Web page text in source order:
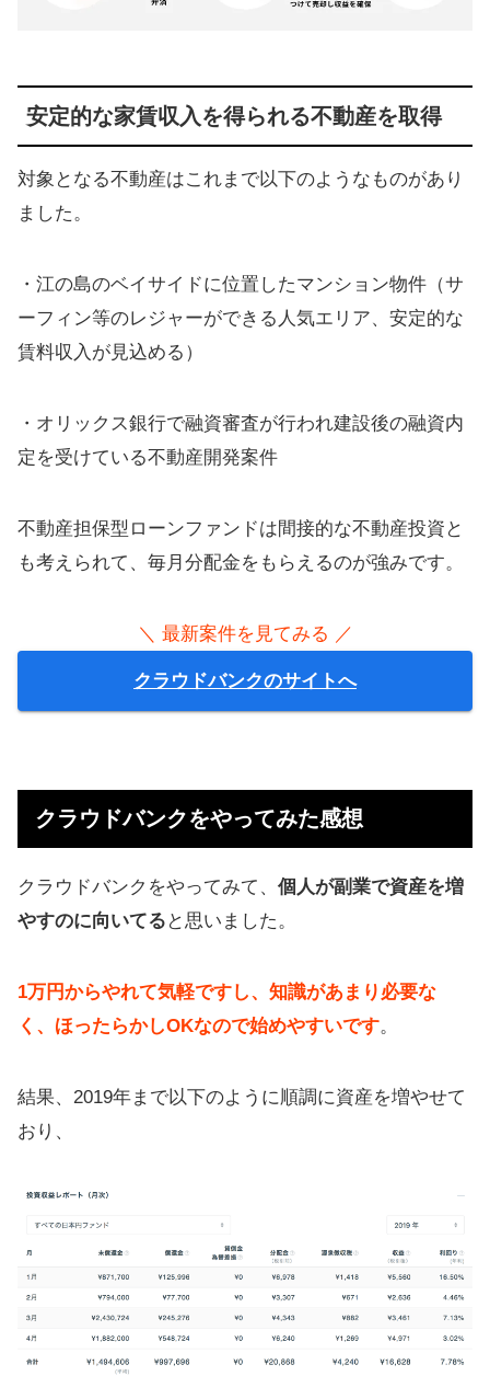
安定的な家賃収入を得られる不動産を取得
対象となる不動産はこれまで以下のようなものがあり
ました。
・江の島のベイサイドに位置したマンション物件（サ
ーフィン等のレジャーができる人気エリア、安定的な
賃料収入が見込める）
・オリックス銀行で融資審査が行われ建設後の融資内
定を受けている不動産開発案件
不動産担保型ローンファンドは間接的な不動産投資と
も考えられて、毎月分配金をもらえるのが強みです。
＼ 最新案件を見てみる ／
クラウドバンクのサイトへ
クラウドバンクをやってみた感想
クラウドバンクをやってみて、 個人が副業で資産を増
やすのに向いてる と思いました。
1万円からやれて気軽ですし、知識があまり必要な
く、ほったらかしOKなので始めやすいです。
結果、2019年まで以下のように順調に資産を増やせて
おり、